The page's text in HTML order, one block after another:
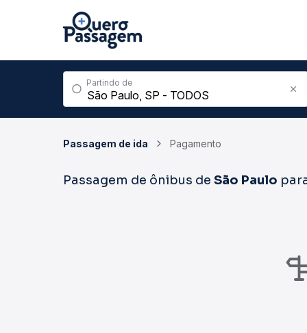
Partindo de
Passagem de ida Pagamento
Passagem de ônibus de São Paulo